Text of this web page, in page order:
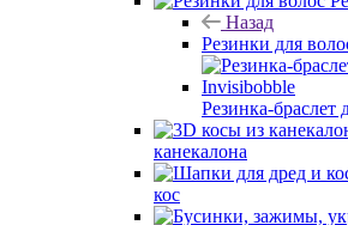
Назад
Резинки для
Резинка-браслет
канекалона
кос